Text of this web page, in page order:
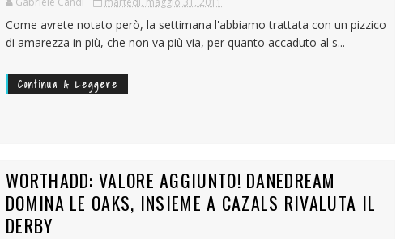
Come avrete notato però, la settimana l'abbiamo trattata con un pizzico
di amarezza in più, che non va più via, per quanto accaduto al s...
Continua A Leggere
WORTHADD: VALORE AGGIUNTO! DANEDREAM
DOMINA LE OAKS, INSIEME A CAZALS RIVALUTA IL
DERBY